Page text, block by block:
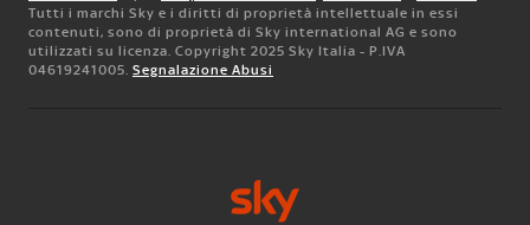
Tutti i marchi Sky e i diritti di proprietà intellettuale in essi
contenuti, sono di proprietà di Sky international AG e sono
utilizzati su licenza. Copyright 2025 Sky Italia - P.IVA
04619241005. Segnalazione Abusi